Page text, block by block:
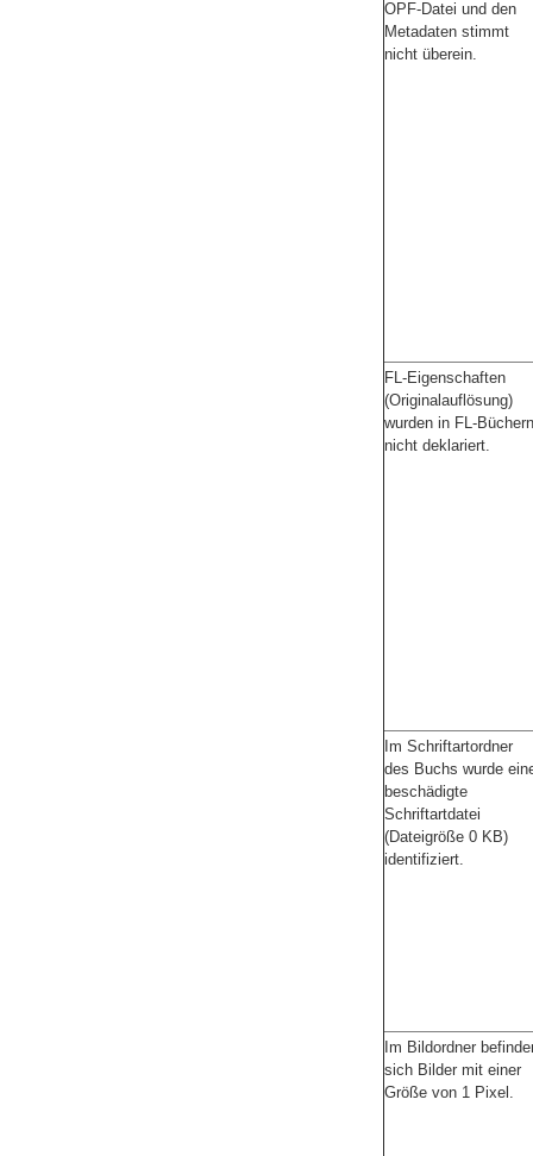
OPF-Datei und den
Metadaten stimmt
nicht überein.
FL-Eigenschaften
(Originalauflösung)
wurden in FL-Büchern
nicht deklariert.
Im Schriftartordner
des Buchs wurde
beschädigte
Schriftartdatei
(Dateigröße 0 KB)
identifiziert.
Im Bildordner
sich Bilder mit einer
Größe von 1 Pixel.